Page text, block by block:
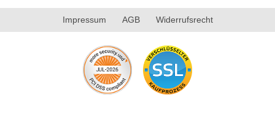
Impressum AGB Widerrufsrecht